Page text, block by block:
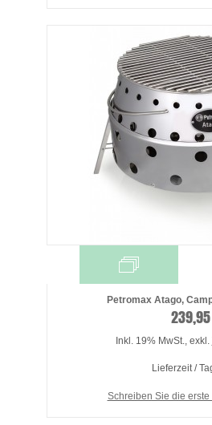
Petromax Atago,
Inkl. 19% MwSt., exkl.
Lieferzeit /
Schreiben Sie die